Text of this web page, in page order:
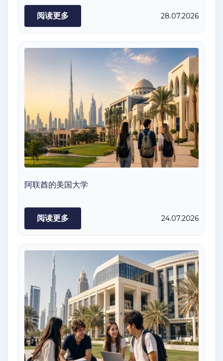
阅读更多 28.07.2026
阿联酋的美国大学
阅读更多 24.07.2026